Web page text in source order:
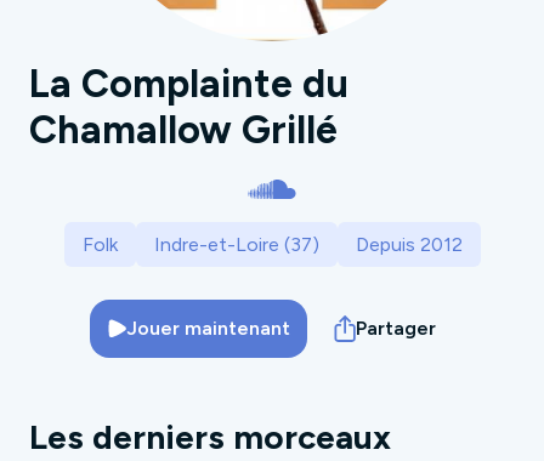
La Complainte du
Chamallow Grillé
Folk Indre-et-Loire (37) Depuis 2012
Jouer maintenant Partager
Les derniers morceaux